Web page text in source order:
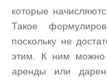
которые
Такое
поскольку не
этим. К ним можно
аренды или